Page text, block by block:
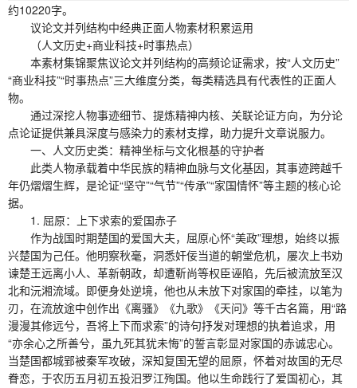
约10220字。
议论文并列结构中经典正面人物素材积累运用
（人文历史+商业科技+时事热点）
本素材集锦聚焦议论文并列结构的高频论证需求，按“人文历史”
“商业科技”“时事热点”三大维度分类，每类精选具有代表性的正面人
物。
通过深挖人物事迹细节、提炼精神内核、关联论证方向，为分论
点论证提供兼具深度与感染力的素材支撑，助力提升文章说服力。
一、人文历史类：精神坐标与文化根基的守护者
此类人物承载着中华民族的精神血脉与文化基因，其事迹跨越千
年仍熠熠生辉，是论证“坚守”“气节”“传承”“家国情怀”等主题的核心论
据。
1. 屈原：上下求索的爱国赤子
作为战国时期楚国的爱国大夫，屈原心怀“美政”理想，始终以振
兴楚国为己任。他明察秋毫，洞悉奸佞当道的朝堂危机，屡次上书劝
谏楚王远离小人、革新朝政，却遭靳尚等权臣诬陷，先后被流放至汉
北和沅湘流域。即便身处逆境，他也从未放下对家国的牵挂，以笔为
刃，在流放途中创作出《离骚》《九歌》《天问》等千古名篇，用“路
漫漫其修远兮，吾将上下而求索”的诗句抒发对理想的执着追求，用
“亦余心之所善兮，虽九死其犹未悔”的誓言彰显对家国的赤诚忠心。
当楚国都城郢被秦军攻破，深知复国无望的屈原，怀着对故国的无尽
眷恋，于农历五月初五投汨罗江殉国。他以生命践行了爱国初心，其